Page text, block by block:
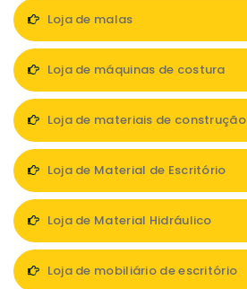
Loja de malas
Loja de máquinas de costura
Loja de materiais de construção
Loja de Material de Escritório
Loja de Material Hidráulico
Loja de mobiliário de escritório